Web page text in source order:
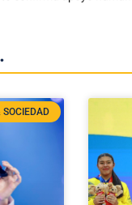
SOCIEDAD